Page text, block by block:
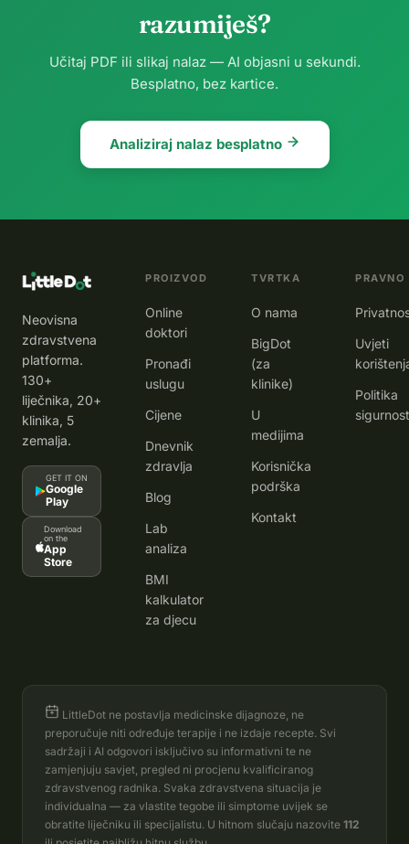
razumiješ?
Učitaj PDF ili slikaj nalaz — AI objasni u sekundi.
Besplatno, bez kartice.
Analiziraj nalaz besplatno
Neovisna
zdravstvena
platforma.
130+
liječnika, 20+
klinika, 5
zemalja.
GET IT ON
Google
Play
Download
on the
App
Store
PROIZVOD
Online
doktori
Pronađi
uslugu
Cijene
Dnevnik
zdravlja
Blog
Lab
analiza
BMI
kalkulator
za djecu
TVRTKA
O nama
BigDot
(za
klinike)
U
medijima
Korisnička
podrška
Kontakt
PRAVNO
Uvjeti
Politika
LittleDot ne postavlja medicinske dijagnoze, ne
preporučuje niti određuje terapije i ne izdaje recepte. Svi
sadržaji i AI odgovori isključivo su informativni te ne
zamjenjuju savjet, pregled ni procjenu kvalificiranog
zdravstvenog radnika. Svaka zdravstvena situacija je
individualna — za vlastite tegobe ili simptome uvijek se
obratite liječniku ili specijalistu. U hitnom slučaju nazovite 112